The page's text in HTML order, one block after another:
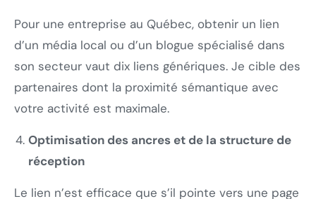
Pour une entreprise au Québec, obtenir un lien
d’un média local ou d’un blogue spécialisé dans
son secteur vaut dix liens génériques. Je cible des
partenaires dont la proximité sémantique avec
votre activité est maximale.
Optimisation des ancres et de la structure de
réception
Le lien n’est efficace que s’il pointe vers une page